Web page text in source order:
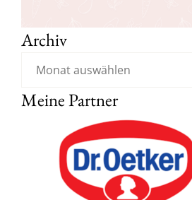
Archiv
Meine Partner